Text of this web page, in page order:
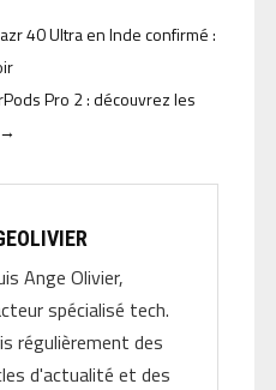
40 Ultra en Inde confirmé :
Pro 2 : découvrez les
→
Ange Olivier,
spécialisé tech.
régulièrement des
d'actualité et des